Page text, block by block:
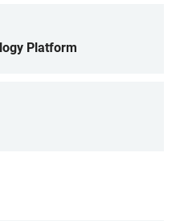
Platform